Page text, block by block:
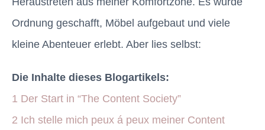
Ordnung geschafft, Möbel aufgebaut und viele
kleine Abenteuer erlebt. Aber lies selbst:
Die Inhalte dieses Blogartikels:
1 Der Start in “The Content Society”
2 Ich stelle mich peux á peux meiner Content